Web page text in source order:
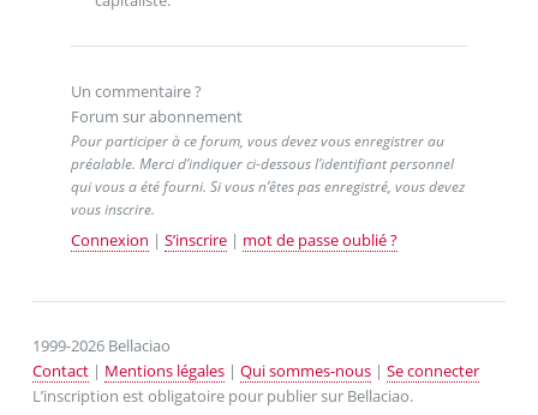
Un commentaire ?
Forum sur abonnement
Pour participer à ce forum, vous devez vous enregistrer au
préalable. Merci d’indiquer ci-dessous l’identifiant personnel
qui vous a été fourni. Si vous n’êtes pas enregistré, vous devez
vous inscrire.
Connexion | S’inscrire| mot de passe oublié ?
1999-2026 Bellaciao
Contact| Mentions légales| Qui sommes-nous| Se connecter
L’inscription est obligatoire pour publier sur Bellaciao.